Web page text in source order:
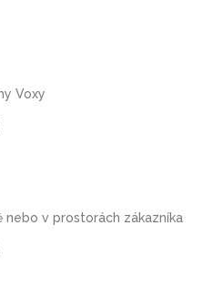
Voxy
nebo v prostorách zákazníka